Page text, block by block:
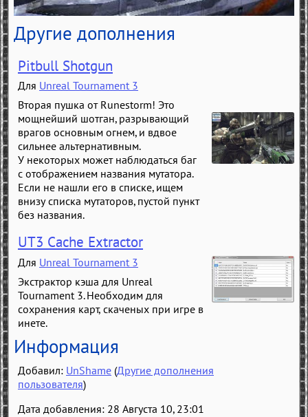
Другие дополнения
Pitbull Shotgun
Для Unreal Tournament 3
Вторая пушка от Runestorm! Это
мощнейший шотган, разрывающий
врагов основным огнем, и вдвое
сильнее альтернативным.
У некоторых может наблюдаться баг
с отображением названия мутатора.
Если не нашли его в списке, ищем
внизу списка мутаторов, пустой пункт
без названия.
UT3 Cache Extractor
Для Unreal Tournament 3
Экстрактор кэша для Unreal
Tournament 3. Необходим для
сохранения карт, скаченых при игре в
инете.
Информация
Добавил: UnShame (Другие дополнения
пользователя)
Дата добавления: 28 Августа 10, 23:01